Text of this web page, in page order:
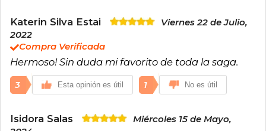
Katerin Silva Estai
Viernes 22 de Julio,
2022
Compra Verificada
Hermoso! Sin duda mi favorito de toda la saga.
3 Esta opinión es útil 1 No es útil
Isidora Salas
Miércoles 15 de Mayo,